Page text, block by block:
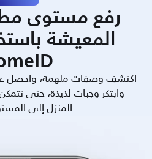
رفع مستوى
المعيشة
اكتشف وصفات ملهمة، واحصل
وابتكر وجبات لذيذة، حتى
المنزل إلى